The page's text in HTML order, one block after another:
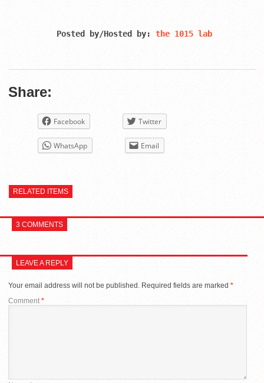
Posted by/Hosted by: the 1015 lab
Share:
Facebook Twitter
WhatsApp Email
RELATED ITEMS
3 COMMENTS
LEAVE A REPLY
Your email address will not be published. Required fields are marked *
Comment*